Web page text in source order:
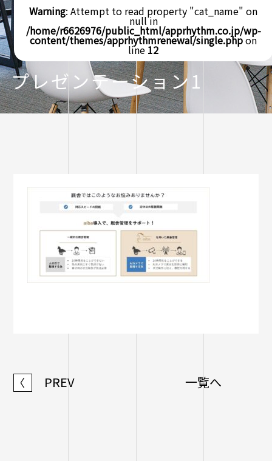
Warning: Attempt to read property "cat_name" on
null in
/home/r6626976/public_html/apprhythm.co.jp/wp-
content/themes/apprhythmrenewal/single.phpon
line 12
プレゼンテーション1
〈 PREV 一覧へ